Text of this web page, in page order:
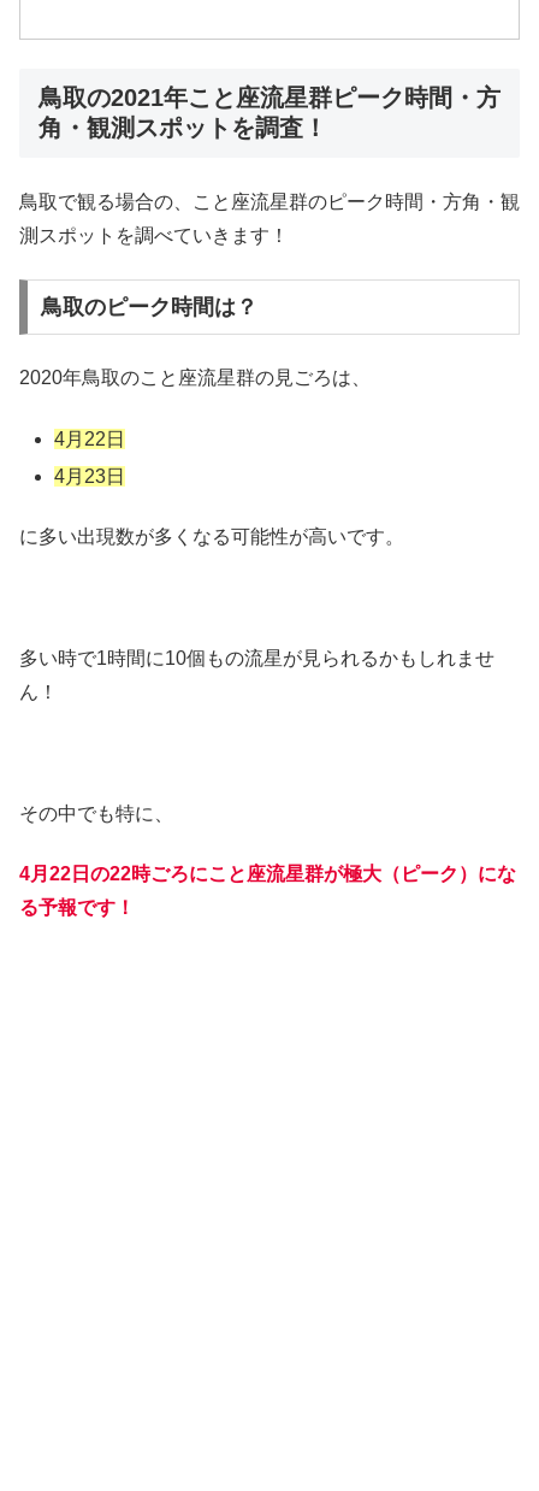
鳥取の2021年こと座流星群ピーク時間・方
角・観測スポットを調査！
鳥取で観る場合の、こと座流星群のピーク時間・方角・観
測スポットを調べていきます！
鳥取のピーク時間は？
2020年鳥取のこと座流星群の見ごろは、
4月22日
4月23日
に多い出現数が多くなる可能性が高いです。
多い時で1時間に10個もの流星が見られるかもしれませ
ん！
その中でも特に、
4月22日の22時ごろにこと座流星群が極大（ピーク）にな
る予報です！